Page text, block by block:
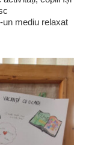
mediu relaxat